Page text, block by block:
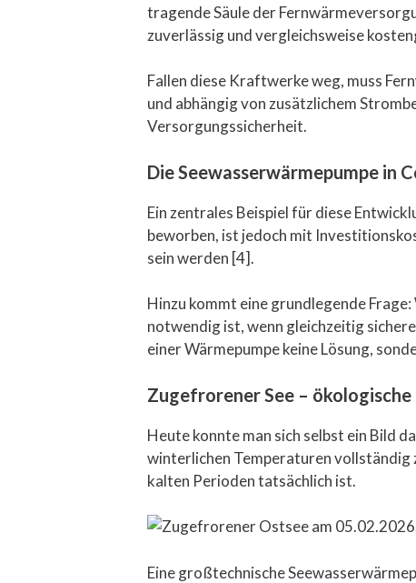
tragende Säule der
zuverlässig und vergleichsweise
Fallen diese Kraftwerke weg, muss
und abhängig von zusätzlichem
Versorgungssicherheit.
Die Seewasserwärmepumpe in
Ein zentrales Beispiel für diese
beworben, ist jedoch mit
sein werden [4].
Hinzu kommt eine grundlegende
notwendig ist, wenn gleichzeitig
einer Wärmepumpe keine Lösung,
Zugefrorener See –
Heute konnte man sich selbst ein Bild
winterlichen Temperaturen vollständig
kalten Perioden tatsächlich ist.
Eine großtechnische